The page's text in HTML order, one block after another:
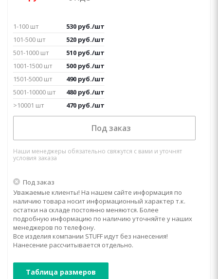
1-100 шт 530 руб./шт
101-500 шт
520 руб./шт
501-1000 шт
510 руб./шт
1001-1500 шт
500 руб./шт
1501-5000 шт
490 руб./шт
5001-10000 шт
480 руб./шт
>10001 шт
470 руб./шт
Под заказ
Наши менеджеры обязательно свяжутся с вами и уточнят
условия заказа
Под заказ
Уважаемые клиенты! На нашем сайте информация по
наличию товара носит информационный характер т.к.
остатки на складе постоянно меняются. Более
подробную информацию по наличию уточняйте у наших
менеджеров по телефону.
Все изделия компании STUFF идут без нанесения!
Нанесение рассчитывается отдельно.
Таблица размеров